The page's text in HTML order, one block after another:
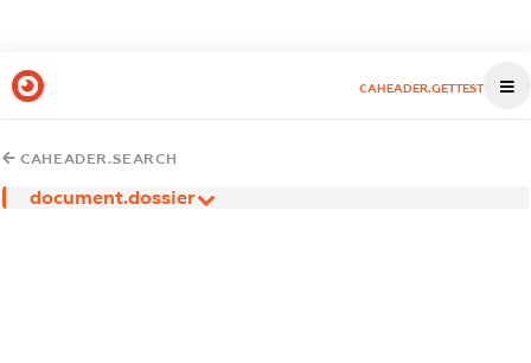
CAHEADER.GETTEST
CAHEADER.SEARCH
document.dossier